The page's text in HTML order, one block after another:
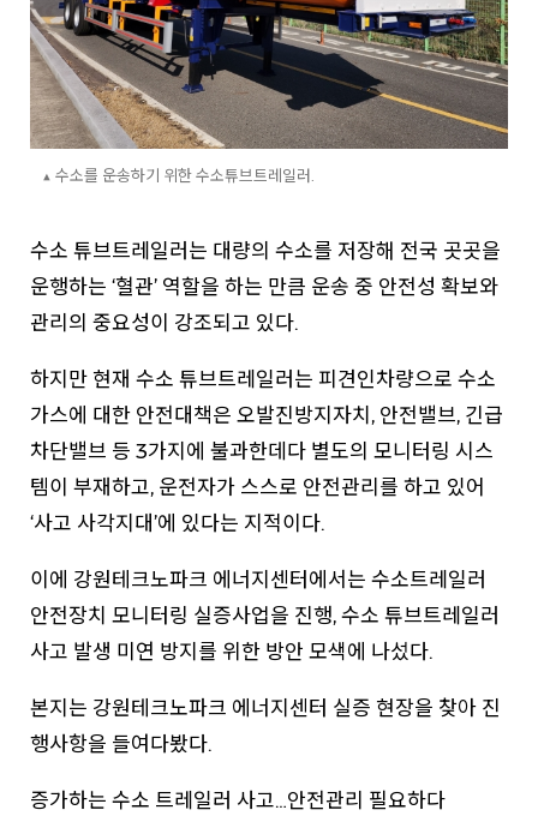
▲ 수소를 운송하기 위한 수소튜브트레일러.
수소 튜브트레일러는 대량의 수소를 저장해 전국 곳곳을
운행하는 ‘혈관’ 역할을 하는 만큼 운송 중 안전성 확보와
관리의 중요성이 강조되고 있다.
하지만 현재 수소 튜브트레일러는 피견인차량으로 수소
가스에 대한 안전대책은 오발진방지자치, 안전밸브, 긴급
차단밸브 등 3가지에 불과한데다 별도의 모니터링 시스
템이 부재하고, 운전자가 스스로 안전관리를 하고 있어
‘사고 사각지대’에 있다는 지적이다.
이에 강원테크노파크 에너지센터에서는 수소트레일러
안전장치 모니터링 실증사업을 진행, 수소 튜브트레일러
사고 발생 미연 방지를 위한 방안 모색에 나섰다.
본지는 강원테크노파크 에너지센터 실증 현장을 찾아 진
행사항을 들여다봤다.
증가하는 수소 트레일러 사고…안전관리 필요하다